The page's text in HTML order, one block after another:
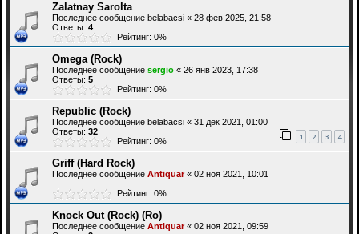
Zalatnay Sarolta
Последнее сообщение belabacsi « 28 фев 2025, 21:58
Ответы: 4
Рейтинг: 0%
Omega (Rock)
Последнее сообщение sergio « 26 янв 2023, 17:38
Ответы: 5
Рейтинг: 0%
Republic (Rock)
Последнее сообщение belabacsi « 31 дек 2021, 01:00
Ответы: 32 1 2 3 4
Рейтинг: 0%
Griff (Hard Rock)
Последнее сообщение Antiquar« 02 ноя 2021, 10:01
Рейтинг: 0%
Knock Out (Rock) (Ro)
Последнее сообщение Antiquar« 02 ноя 2021, 09:59